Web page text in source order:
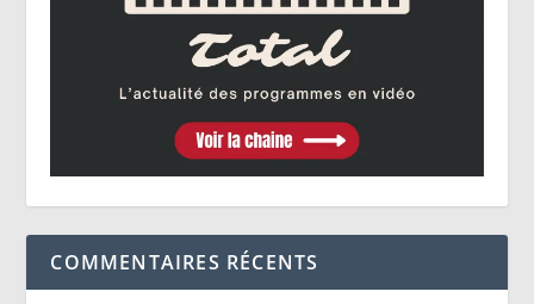
COMMENTAIRES RÉCENTS